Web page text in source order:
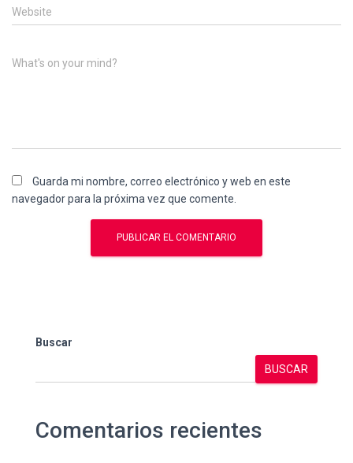
Website
What's on your mind?
Guarda mi nombre, correo electrónico y web en este
navegador para la próxima vez que comente.
Buscar
BUSCAR
Comentarios recientes